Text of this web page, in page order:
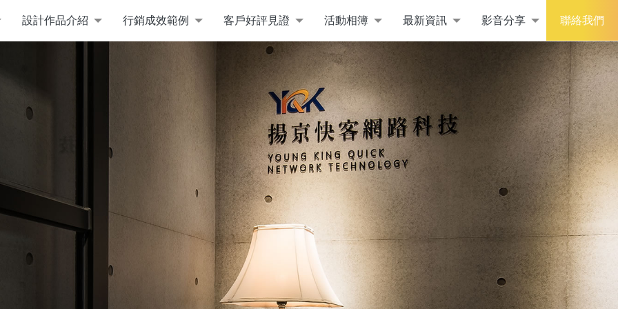
設計作品介紹 行銷成效範例 客戶好評見證 活動相簿 最新資訊 影音分享 聯絡我們